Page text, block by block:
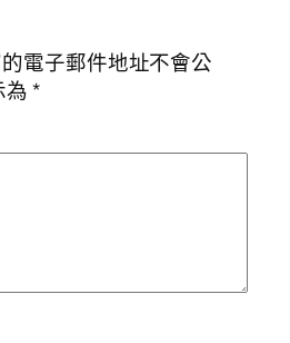
電子郵件地址不會公
為*